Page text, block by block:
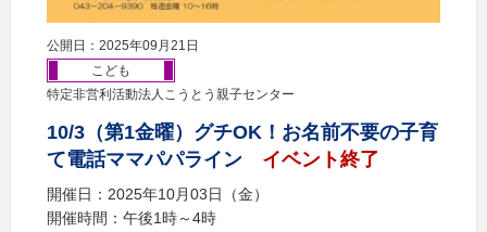
公開日：2025年09月21日
こども
特定非営利活動法人こうとう親子センター
10/3（第1金曜）グチOK！お名前不要の子育
て電話ママパパライン
イベント終了
開催日：2025年10月03日（金）
開催時間：午後1時～4時